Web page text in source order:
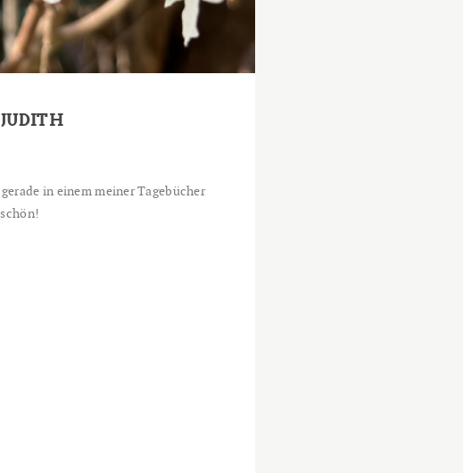
in einem meiner Tagebücher